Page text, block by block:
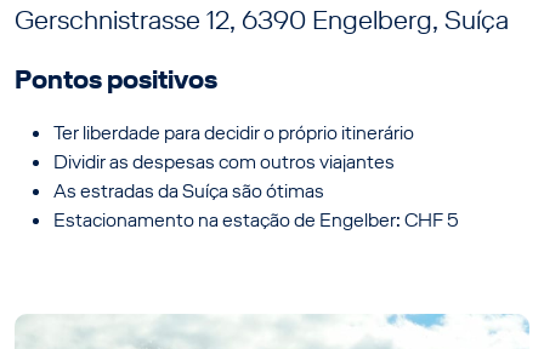
Gerschnistrasse 12, 6390 Engelberg, Suíça
Pontos positivos
Ter liberdade para decidir o próprio itinerário
Dividir as despesas com outros viajantes
As estradas da Suíça são ótimas
Estacionamento na estação de Engelber: CHF 5